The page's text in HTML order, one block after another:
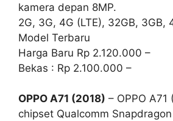
kamera depan 8MP.
2G, 3G, 4G (LTE), 32GB, 3GB,
Model Terbaru
Harga Baru Rp 2.120.000 –
Bekas : Rp 2.100.000 –
OPPO A71 (2018) – OPPO
chipset Qualcomm